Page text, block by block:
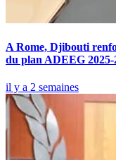
A Rome, Djibouti
du plan ADEEG 2025-
il y a 2 semaines